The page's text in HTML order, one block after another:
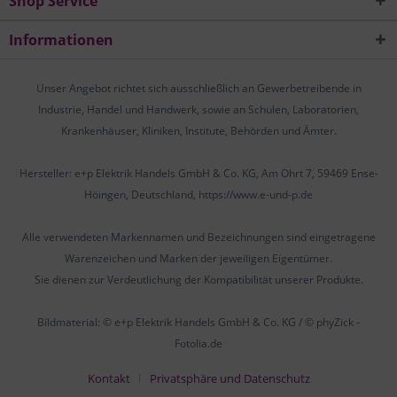
Informationen
Unser Angebot richtet sich ausschließlich an Gewerbetreibende in
Industrie, Handel und Handwerk, sowie an Schulen, Laboratorien,
Krankenhäuser, Kliniken, Institute, Behörden und Ämter.
Hersteller: e+p Elektrik Handels GmbH & Co. KG, Am Ohrt 7, 59469 Ense-
Höingen, Deutschland, https://www.e-und-p.de
Alle verwendeten Markennamen und Bezeichnungen sind eingetragene
Warenzeichen und Marken der jeweiligen Eigentümer.
Sie dienen zur Verdeutlichung der Kompatibilität unserer Produkte.
Bildmaterial: © e+p Elektrik Handels GmbH & Co. KG / © phyZick -
Fotolia.de
Kontakt
Privatsphäre und Datenschutz